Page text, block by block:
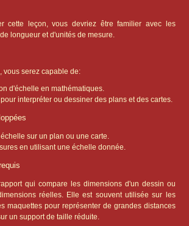
cette leçon, vous devriez être familier avec les
longueur et d'unités de mesure.
vous serez capable de:
d'échelle en mathématiques.
interpréter ou dessiner des plans et des cartes.
sur un plan ou une carte.
en utilisant une échelle donnée.
qui compare les dimensions d'un dessin ou
réelles. Elle est souvent utilisée sur les
maquettes pour représenter de grandes distances
un support de taille réduite.